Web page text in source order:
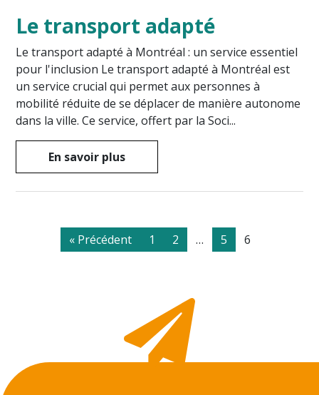
Le transport adapté
Le transport adapté à Montréal : un service essentiel
pour l'inclusion Le transport adapté à Montréal est
un service crucial qui permet aux personnes à
mobilité réduite de se déplacer de manière autonome
dans la ville. Ce service, offert par la Soci...
En savoir plus
« Précédent 1 2 … 5 6